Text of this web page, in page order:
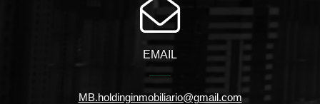
EMAIL
MB.holdinginmobiliario@gmail.com